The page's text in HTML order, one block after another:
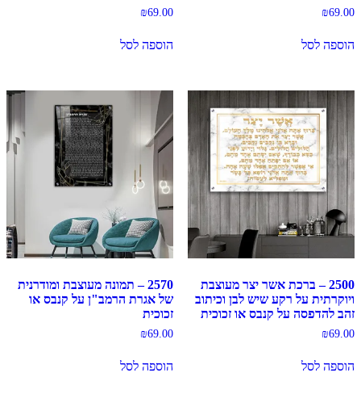
₪69.00
הוספה לסל
₪69.00
הוספה לסל
2500 – ברכת אשר יצר מעוצבת
ויוקרתית על רקע שיש לבן וכיתוב
זהב להדפסה על קנבס או זכוכית
₪69.00
הוספה לסל
2570 – תמונה מעוצבת ומודרנית
של אגרת הרמב"ן על קנבס או
זכוכית
₪69.00
הוספה לסל